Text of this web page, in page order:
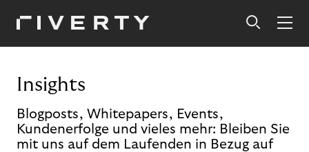
Insights
Blogposts, Whitepapers, Events,
Kundenerfolge und vieles mehr: Bleiben Sie
mit uns auf dem Laufenden in Bezug auf